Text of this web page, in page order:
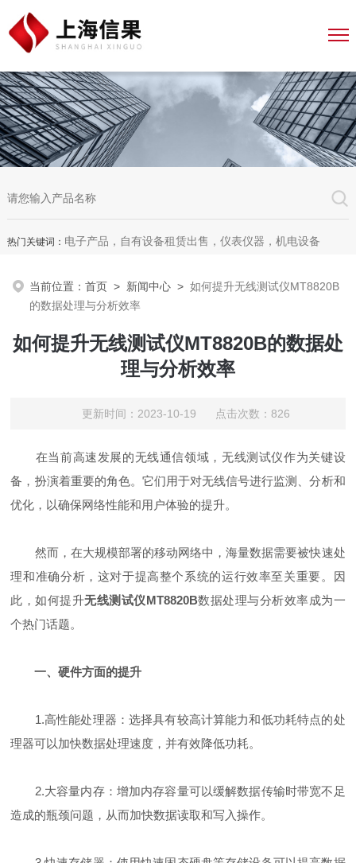
热门关键词： 电子产品，自有设备租赁出售，仪表仪器，机电设备
当前位置：首页 > 新闻中心 >如何提升无线测试仪MT8820B
的数据处理与分析效率
如何提升无线测试仪MT8820B的数据处
理与分析效率
更新时间：2023-10-19 点击次数：826
在当前高速发展的无线通信领域，无线测试仪作为关键设
备，扮演着重要的角色。它们用于对无线信号进行监测、分析和
优化，以确保网络性能和用户体验的提升。
然而，在大规模部署的移动网络中，海量数据需要被快速处
理和准确分析，这对于提高整个系统的运行效率至关重要。因
此，如何提升无线测试仪MT8820B数据处理与分析效率成为一
个热门话题。
一、硬件方面的提升
1.高性能处理器：选择具有较高计算能力和低功耗特点的处
理器可以加快数据处理速度，并有效降低功耗。
2.大容量内存：增加内存容量可以缓解数据传输时带宽不足
造成的瓶颈问题，从而加快数据读取和写入操作。